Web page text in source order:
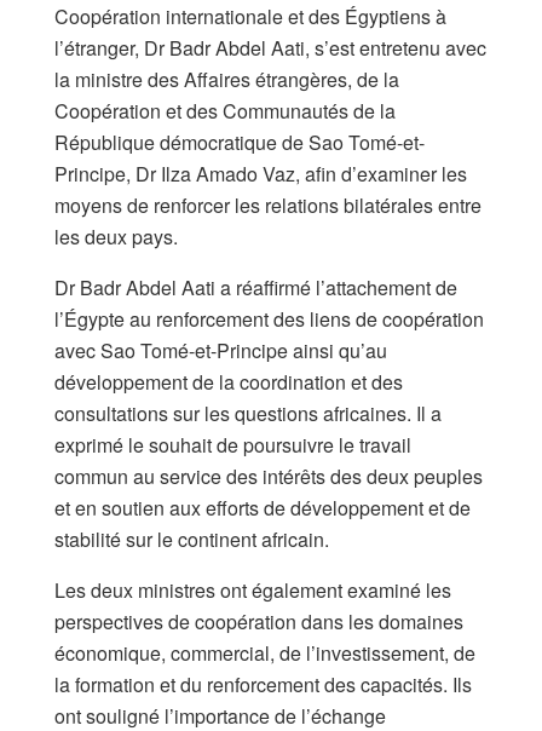
Coopération internationale et des Égyptiens à
l’étranger, Dr Badr Abdel Aati, s’est entretenu avec
la ministre des Affaires étrangères, de la
Coopération et des Communautés de la
République démocratique de Sao Tomé-et-
Principe, Dr Ilza Amado Vaz, afin d’examiner les
moyens de renforcer les relations bilatérales entre
les deux pays.
Dr Badr Abdel Aati a réaffirmé l’attachement de
l’Égypte au renforcement des liens de coopération
avec Sao Tomé-et-Principe ainsi qu’au
développement de la coordination et des
consultations sur les questions africaines. Il a
exprimé le souhait de poursuivre le travail
commun au service des intérêts des deux peuples
et en soutien aux efforts de développement et de
stabilité sur le continent africain.
Les deux ministres ont également examiné les
perspectives de coopération dans les domaines
économique, commercial, de l’investissement, de
la formation et du renforcement des capacités. Ils
ont souligné l’importance de l’échange